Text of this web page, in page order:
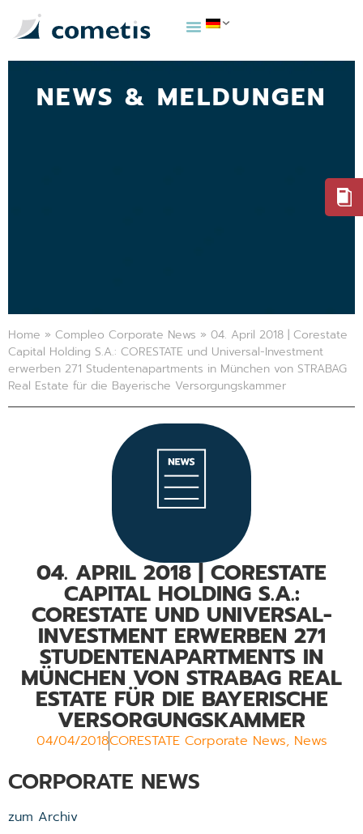
NEWS & MELDUNGEN
Home » Compleo Corporate News » 04. April 2018 | Corestate
Capital Holding S.A.: CORESTATE und Universal-Investment
erwerben 271 Studentenapartments in München von STRABAG
Real Estate für die Bayerische Versorgungskammer
04. APRIL 2018 | CORESTATE
CAPITAL HOLDING S.A.:
CORESTATE UND UNIVERSAL-
INVESTMENT ERWERBEN 271
STUDENTENAPARTMENTS IN
MÜNCHEN VON STRABAG REAL
ESTATE FÜR DIE BAYERISCHE
VERSORGUNGSKAMMER
04/04/2018CORESTATE Corporate News, News
CORPORATE NEWS
zum Archiv